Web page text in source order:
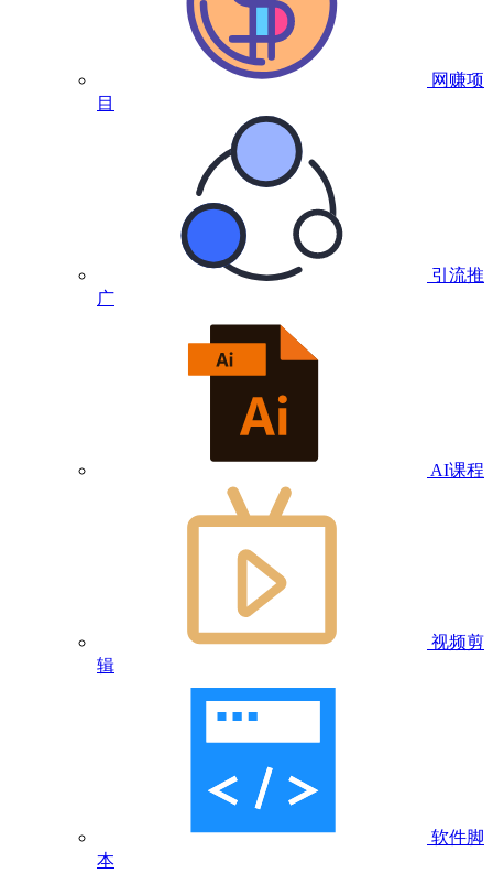
网赚项
目
引流推
广
AI课程
视频剪
辑
软件脚
本